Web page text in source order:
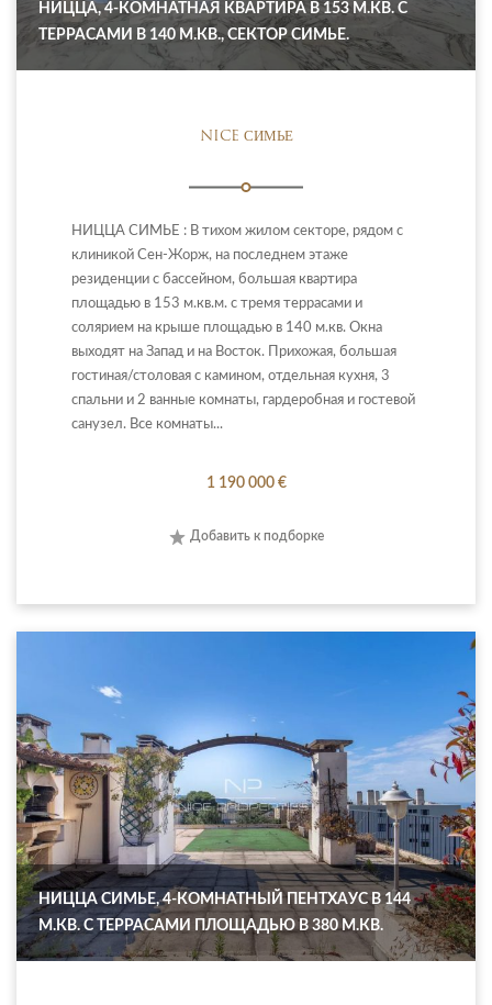
НИЦЦА, 4-КОМНАТНАЯ КВАРТИРА В 153 М.КВ. С
ТЕРРАСАМИ В 140 М.КВ., СЕКТОР СИМЬЕ.
NICE СИМЬЕ
НИЦЦА СИМЬЕ : В тихом жилом секторе, рядом с
клиникой Сен-Жорж, на последнем этаже
резиденции с бассейном, большая квартира
площадью в 153 м.кв.м. с тремя террасами и
солярием на крыше площадью в 140 м.кв. Окна
выходят на Запад и на Восток. Прихожая, большая
гостиная/столовая с камином, отдельная кухня, 3
спальни и 2 ванные комнаты, гардеробная и гостевой
санузел. Все комнаты...
1 190 000 €
Добавить к подборке
НИЦЦА СИМЬЕ, 4-КОМНАТНЫЙ ПЕНТХАУС В 144
М.КВ. С ТЕРРАСАМИ ПЛОЩАДЬЮ В 380 М.КВ.